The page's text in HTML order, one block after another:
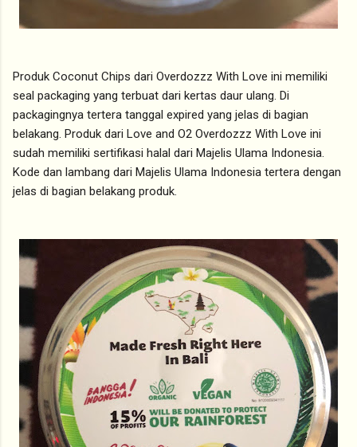
Produk Coconut Chips dari Overdozzz With Love ini memiliki
seal packaging yang terbuat dari kertas daur ulang. Di
packagingnya tertera tanggal expired yang jelas di bagian
belakang. Produk dari Love and O2 Overdozzz With Love ini
sudah memiliki sertifikasi halal dari Majelis Ulama Indonesia.
Kode dan lambang dari Majelis Ulama Indonesia tertera dengan
jelas di bagian belakang produk.